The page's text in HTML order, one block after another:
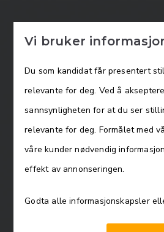
Vi bruker
Du som kandidat får presentert
relevante for deg. Ved å
sannsynligheten for at du ser
relevante for deg. Formålet med
våre kunder nødvendig
effekt av annonseringen.
Godta alle informasjonskapsler
Direktør for
Bærum